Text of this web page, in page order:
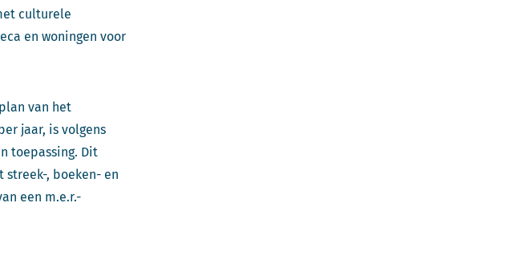
culturele
en woningen voor
van het
jaar, is volgens
toepassing. Dit
, boeken- en
een m.e.r.-